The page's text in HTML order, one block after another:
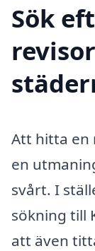
Sök
Att hitta en
en
svårt. I
sökning till
att även